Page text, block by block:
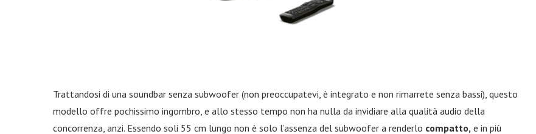
Trattandosi di una soundbar senza subwoofer (non preoccupatevi, è integrato e non rimarrete senza bassi), questo
modello offre pochissimo ingombro, e allo stesso tempo non ha nulla da invidiare alla qualità audio della
concorrenza, anzi. Essendo soli 55 cm lungo non è solo l’assenza del subwoofer a renderlo compatto, e in più